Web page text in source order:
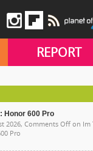
REPORT
Honor 600 Pro
2026, Comments Off on Im
Pro